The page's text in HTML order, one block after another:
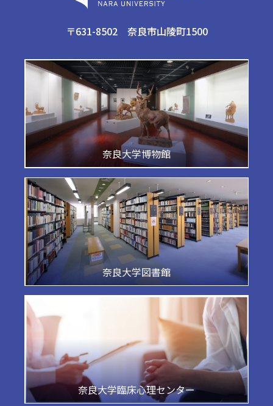
〒631-8502 奈良市山陵町1500
奈良大学博物館
奈良大学図書館
奈良大学臨床心理センター